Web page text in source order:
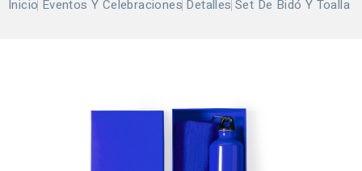
Inicio Eventos Y Celebraciones Detalles Set De Bidó Y Toalla